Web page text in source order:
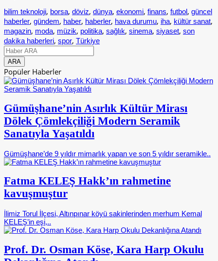
bilim teknoloji, borsa, döviz, dünya, ekonomi, finans, futbol, güncel
haberler, gündem, haber, haberler, hava durumu, iha, kültür sanat,
magazin, moda, müzik, politika, sağlık, sinema, siyaset, son
dakika haberleri, spor, Türkiye
Popüler Haberler
Gümüşhane’nin Asırlık Kültür Mirası
Dölek Çömlekçiliği Modern Seramik
Sanatıyla Yaşatıldı
Gümüşhane’de 9 yıldır mimarlık yapan ve son 5 yıldır seramikle..
Fatma KELEŞ Hakk’ın rahmetine
kavuşmuştur
İlimiz Torul İlçesi, Altınpınar köyü sakinlerinden merhum Kemal
KELEŞ’in eşi,..
Prof. Dr. Osman Köse, Kara Harp Okulu